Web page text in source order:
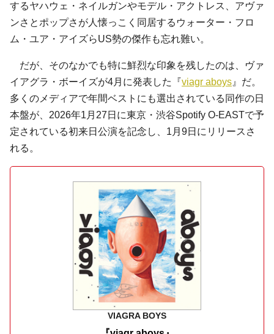
するヤハウェ・ネイルガンやモデル・アクトレス、アヴァ
ンさとポップさが人懐っこく同居するウォーター・フロ
ム・ユア・アイズらUS勢の傑作も忘れ難い。
だが、そのなかでも特に鮮烈な印象を残したのは、ヴァ
イアグラ・ボーイズが4月に発表した『viagr aboys 』だ。
多くのメディアで年間ベストにも選出されている同作の日
本盤が、2026年1月27日に東京・渋谷Spotify O-EASTで予
定されている初来日公演を記念し、1月9日にリリースさ
れる。
VIAGRA BOYS